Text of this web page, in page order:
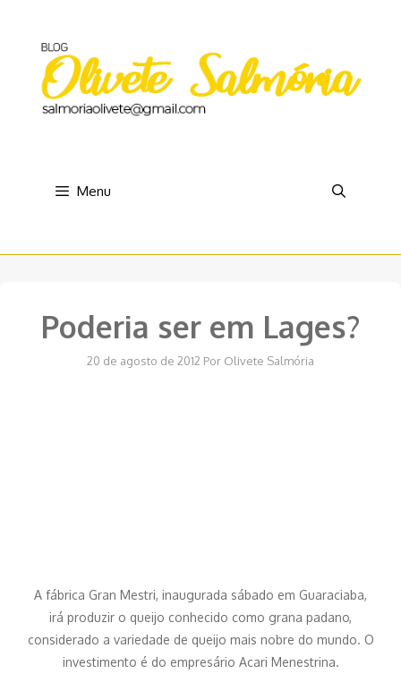
conteúdo
Menu
Poderia ser em Lages?
20 de agosto de 2012 Por Olivete Salmória
A fábrica Gran Mestri, inaugurada sábado em Guaraciaba,
irá produzir o queijo conhecido como grana padano,
considerado a variedade de queijo mais nobre do mundo. O
investimento é do empresário Acari Menestrina.